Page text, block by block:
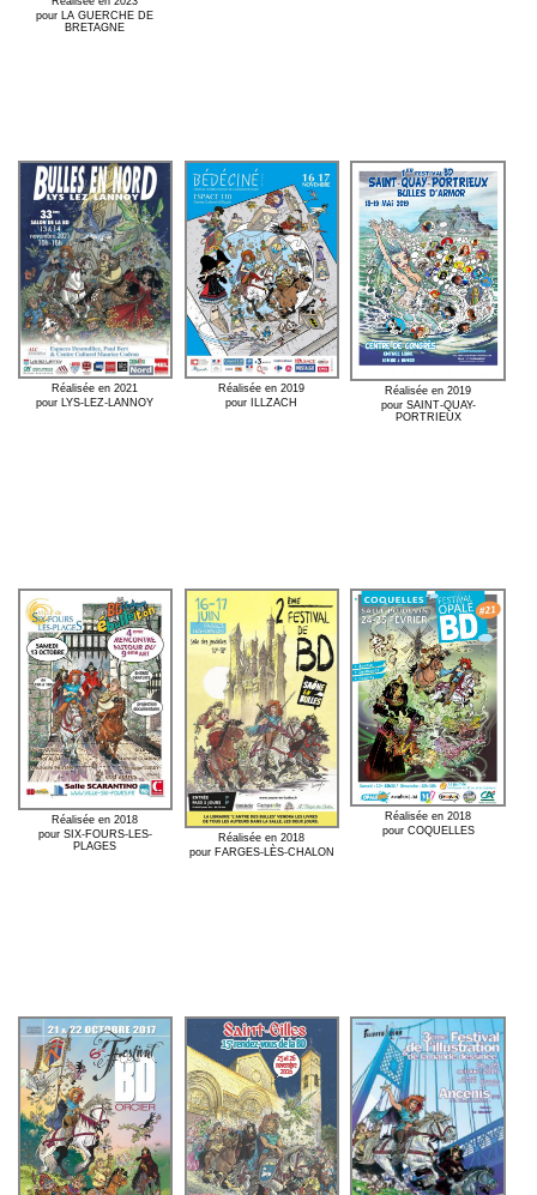
pour LA GUERCHE DE
BRETAGNE
Réalisée en 2021
pour LYS-LEZ-LANNOY
Réalisée en 2019
pour ILLZACH
Réalisée en 2019
pour SAINT-QUAY-
PORTRIEUX
Réalisée en 2018
pour SIX-FOURS-LES-
PLAGES
Réalisée en 2018
pour FARGES-LÈS-CHALON
Réalisée en 2018
pour COQUELLES